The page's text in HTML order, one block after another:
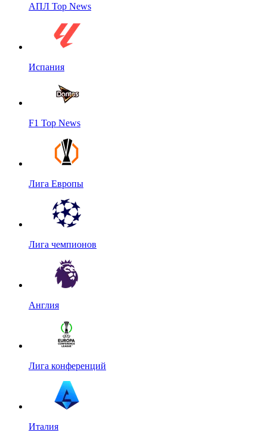
АПЛ Top News
Испания
F1 Top News
Лига Европы
Лига чемпионов
Англия
Лига конференций
Италия